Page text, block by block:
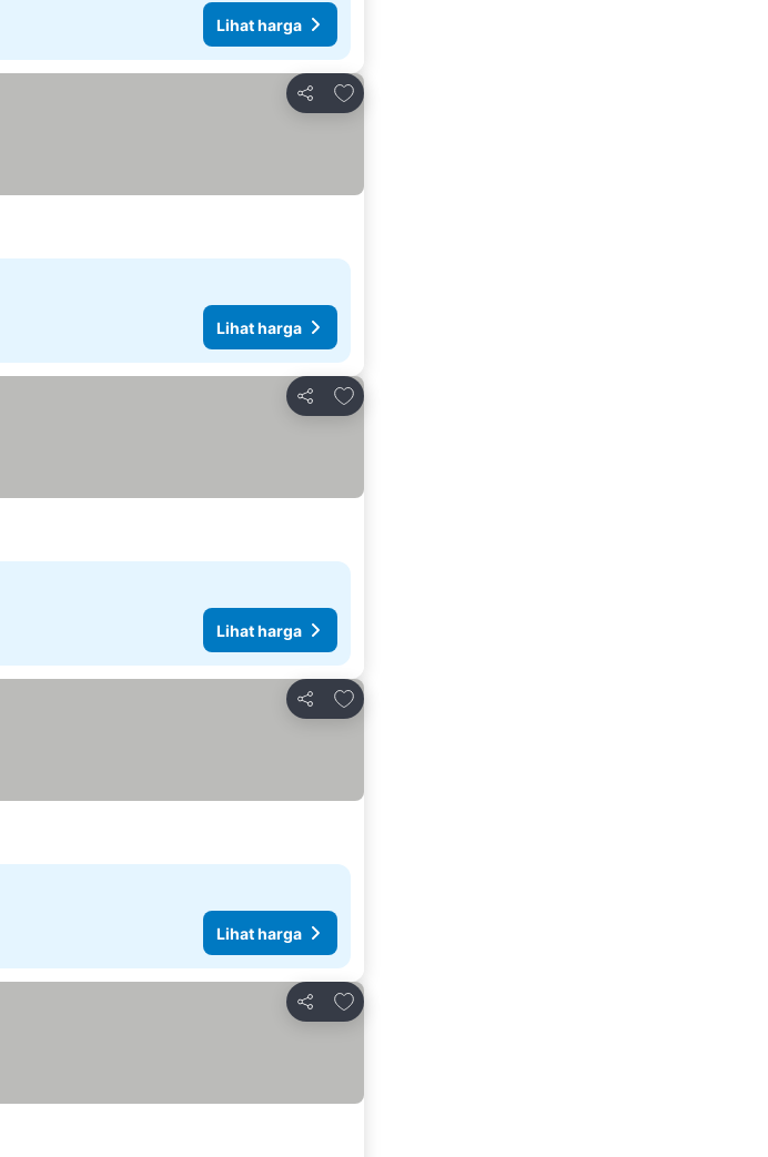
Lihat harga
Bagikan
Tambahkan ke favorit
Lihat harga
Bagikan
Tambahkan ke favorit
Lihat harga
Bagikan
Tambahkan ke favorit
Lihat harga
Bagikan
Tambahkan ke favorit